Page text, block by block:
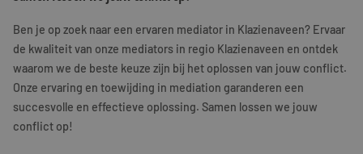
Training & Leiderschap
Referenties
Gratis folder
Ben je op zoek naar een ervaren mediator in Klazienaveen? Ervaar
de kwaliteit van onze mediators in regio Klazienaveen en ontdek
waarom we de beste keuze zijn bij het oplossen van jouw conflict.
Onze ervaring en toewijding in mediation garanderen een
succesvolle en effectieve oplossing. Samen lossen we jouw
conflict op!